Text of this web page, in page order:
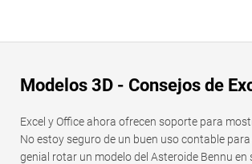
content
Gráfico
C ++
Modelos 3D - Consejos de
Excel y Office ahora ofrecen soporte para
No estoy seguro de un buen uso contable
genial rotar un modelo del Asteroide Bennu en